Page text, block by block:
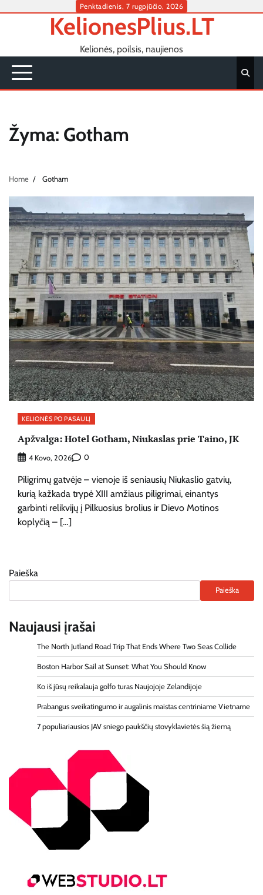
Penktadienis, 7 rugpjūčio, 2026
KelionesPlius.LT
Kelionės, poilsis, naujienos
Žyma: Gotham
Home Gotham
KELIONĖS PO PASAULĮ
Apžvalga: Hotel Gotham, Niukaslas prie Taino, JK
4 Kovo, 2026 0
Piligrimų gatvėje – vienoje iš seniausių Niukaslio gatvių,
kurią kažkada trypė XIII amžiaus piligrimai, einantys
garbinti relikvijų į Pilkuosius brolius ir Dievo Motinos
koplyčią – […]
Paieška
Paieška
Naujausi įrašai
The North Jutland Road Trip That Ends Where Two Seas Collide
Boston Harbor Sail at Sunset: What You Should Know
Ko iš jūsų reikalauja golfo turas Naujojoje Zelandijoje
Prabangus sveikatingumo ir augalinis maistas centriniame Vietname
7 populiariausios JAV sniego paukščių stovyklavietės šią žiemą